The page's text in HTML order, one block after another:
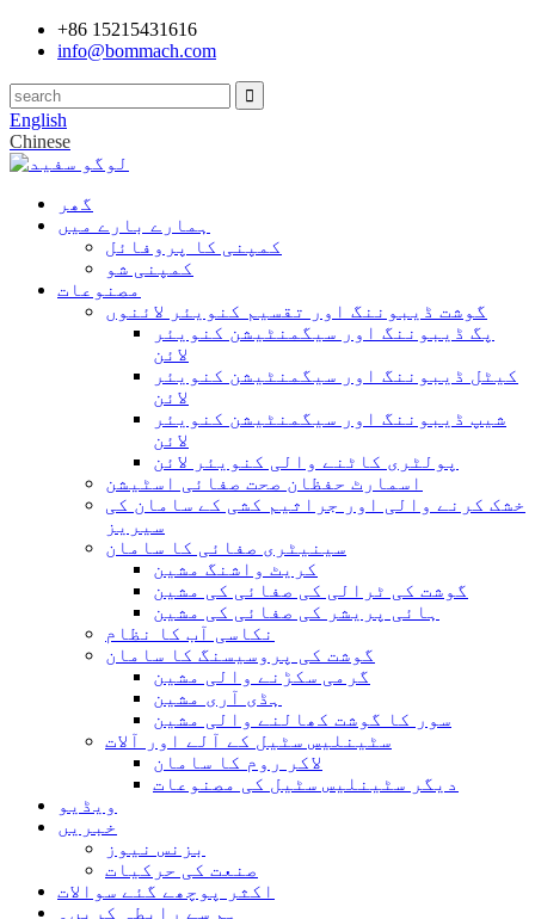
+86 15215431616
info@bommach.com
English
Chinese
گھر
ہمارے بارے میں
کمپنی کا پروفائل
کمپنی شو
مصنوعات
گوشت ڈیبوننگ اور تقسیم کنویئر لائنوں
پگ ڈیبوننگ اور سیگمنٹیشن کنویئر
لائن
کیٹل ڈیبوننگ اور سیگمنٹیشن کنویئر
لائن
شیپ ڈیبوننگ اور سیگمنٹیشن کنویئر
لائن
پولٹری کاٹنے والی کنویئر لائن
اسمارٹ حفظان صحت صفائی اسٹیشن
خشک کرنے والی اور جراثیم کشی کے سامان کی
سیریز
سینیٹری صفائی کا سامان
کریٹ واشنگ مشین
گوشت کی ٹرالی کی صفائی کی مشین
ہائی پریشر کی صفائی کی مشین
نکاسی آب کا نظام
گوشت کی پروسیسنگ کا سامان
گرمی سکڑنے والی مشین
ہڈی آری مشین
سور کا گوشت کھالنے والی مشین
سٹینلیس سٹیل کے آلے اور آلات
لاکر روم کا سامان
دیگر سٹینلیس سٹیل کی مصنوعات
ویڈیو
خبریں
بزنس نیوز
صنعت کی حرکیات
اکثر پوچھے گئے سوالات
ہم سے رابطہ کریں۔